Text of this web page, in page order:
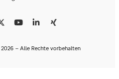
- Alle Rechte vorbehalten